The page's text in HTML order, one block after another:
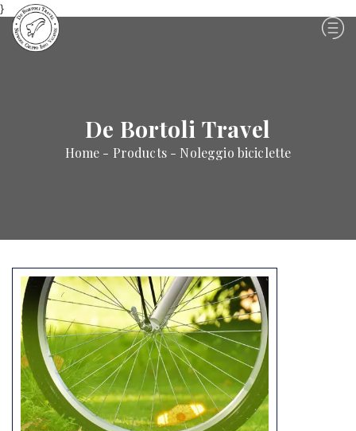
}
De Bortoli Travel
Home - Products - Noleggio biciclette